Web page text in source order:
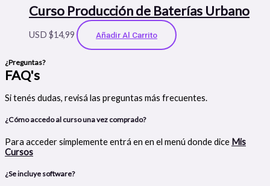
Curso Producción de Baterías Urbano
USD $14,99 Añadir Al Carrito
¿Preguntas?
FAQ's
Si tenés dudas, revisá las preguntas más frecuentes.
¿Cómo accedo al curso una vez comprado?
Para acceder simplemente entrá en en el menú donde dice Mis
Cursos
¿Se incluye software?